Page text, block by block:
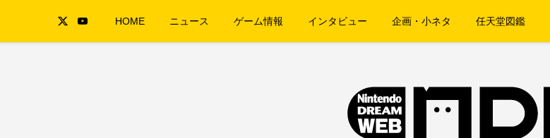
HOME ニュース ゲーム情報 インタビュー 企画・小ネタ 任天堂図鑑